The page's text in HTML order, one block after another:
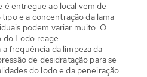
é entregue ao local vem de
e a concentração da lama
podem variar muito. O
do Lodo reage
frequência da limpeza da
de desidratação para se
do lodo e da peneiração.